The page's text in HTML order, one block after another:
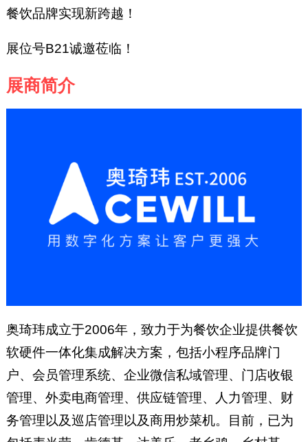
餐饮品牌实现新跨越！
展位号B21诚邀莅临！
展商简介
奥琦玮成立于2006年，致力于为餐饮企业提供餐饮
软硬件一体化集成解决方案，包括小程序品牌门
户、会员管理系统、企业微信私域管理、门店收银
管理、外卖电商管理、供应链管理、人力管理、财
务管理以及巡店管理以及商用炒菜机。目前，已为